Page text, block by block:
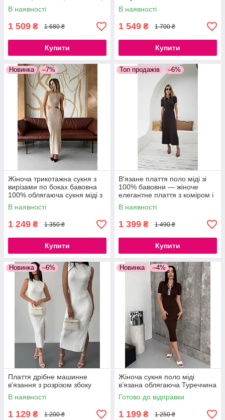
молочний, червоний,
помаранчевий, кемел
В наявності
1 509 ₴ 1 680 ₴
Купити
В наявності
1 549 ₴ 1 700 ₴
Купити
Новинка –7%
Жіноча трикотажна сукня з
вирізами по боках бавовна
100% облягаюча сукня міді з
розрізом, 42–46
В наявності
1 249 ₴ 1 350 ₴
Купити
Топ продажів –6%
В'язане плаття поло міді зі
100% бавовни — жіноче
елегантне плаття з коміром і
коротким рукавом
В наявності
1 399 ₴ 1 490 ₴
Купити
Новинка –6%
Плаття дрібне машинне
в'язання з розрізом збоку
В наявності
1 129 ₴ 1 200 ₴
Новинка –4%
Жіноча сукня поло міді
в’язана облягаюча Туреччина
Готово до відправки
1 199 ₴ 1 250 ₴